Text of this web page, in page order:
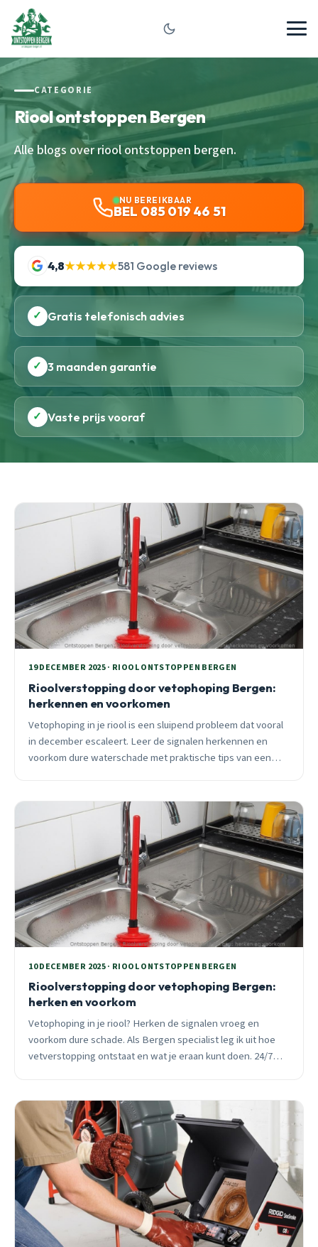
CATEGORIE
Riool ontstoppen Bergen
Alle blogs over riool ontstoppen bergen.
NU BEREIKBAAR
BEL 085 019 46 51
4,8★★★★★581 Google reviews
✓ Gratis telefonisch advies
✓ 3 maanden garantie
✓ Vaste prijs vooraf
19 DECEMBER 2025 · RIOOL ONTSTOPPEN BERGEN
Rioolverstopping door vetophoping Bergen:
herkennen en voorkomen
Vetophoping in je riool is een sluipend probleem dat vooral
in december escaleert. Leer de signalen herkennen en
voorkom dure waterschade met praktische tips van een
10 DECEMBER 2025 · RIOOL ONTSTOPPEN BERGEN
Rioolverstopping door vetophoping Bergen:
herken en voorkom
Vetophoping in je riool? Herken de signalen vroeg en
voorkom dure schade. Als Bergen specialist leg ik uit hoe
vetverstopping ontstaat en wat je eraan kunt doen. 24/7